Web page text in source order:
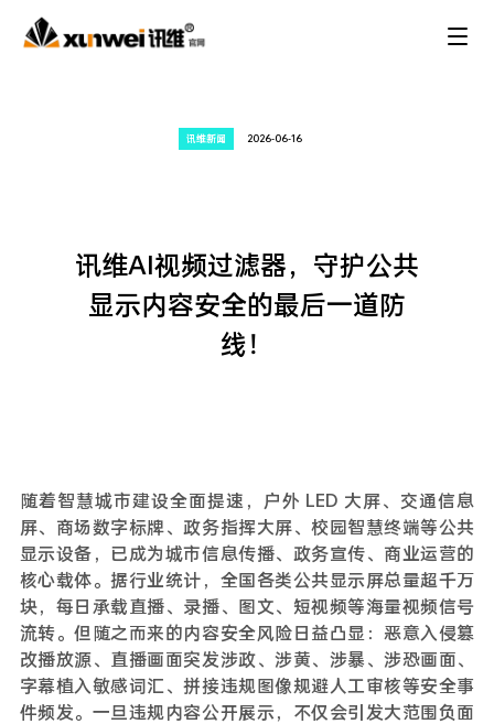
讯维新闻 2026-06-16
讯维AI视频过滤器，守护公共
显示内容安全的最后一道防
线！
随着智慧城市建设全面提速，户外 LED 大屏、交通信息
屏、商场数字标牌、政务指挥大屏、校园智慧终端等公共
显示设备，已成为城市信息传播、政务宣传、商业运营的
核心载体。据行业统计，全国各类公共显示屏总量超千万
块，每日承载直播、录播、图文、短视频等海量视频信号
流转。但随之而来的内容安全风险日益凸显：恶意入侵篡
改播放源、直播画面突发涉政、涉黄、涉暴、涉恐画面、
字幕植入敏感词汇、拼接违规图像规避人工审核等安全事
件频发。一旦违规内容公开展示，不仅会引发大范围负面